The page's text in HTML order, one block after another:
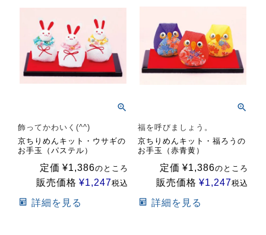
飾ってかわいく(^^)
京ちりめんキット・ウサギの
お手玉（パステル）
定価 ¥1,386のところ
販売価格 ¥1,247税込
詳細を見る
福を呼びましょう。
京ちりめんキット・福ろうの
お手玉（赤青黄）
定価 ¥1,386のところ
販売価格 ¥1,247税込
詳細を見る